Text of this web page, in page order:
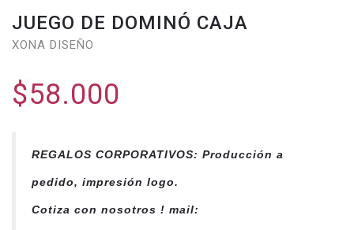
JUEGO DE DOMINÓ CAJA
XONA DISEÑO
$58.000
REGALOS CORPORATIVOS: Producción a
pedido, impresión logo.
Cotiza con nosotros ! mail: